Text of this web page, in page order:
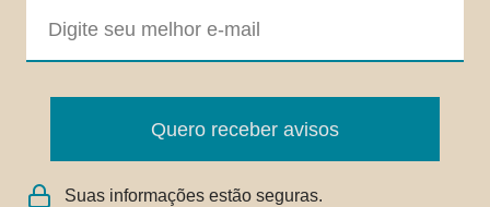
Quero receber avisos
Suas informações estão seguras.